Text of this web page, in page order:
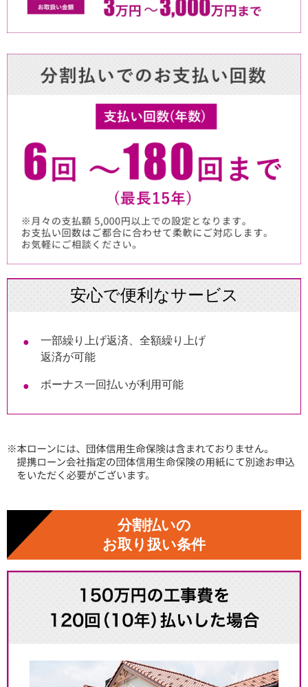
安心で便利なサービス
一部繰り上げ返済、全額繰り上げ
返済が可能
ボーナス一回払いが利用可能
分割払いの
お取り扱い条件